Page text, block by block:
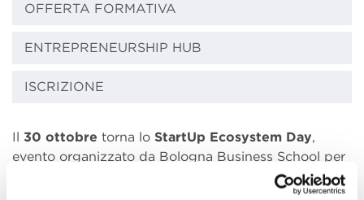
OFFERTA FORMATIVA
ENTREPRENEURSHIP HUB
ISCRIZIONE
Il 30 ottobre torna lo StartUp Ecosystem Day,
evento organizzato da Bologna Business School per
40 startupoperanti